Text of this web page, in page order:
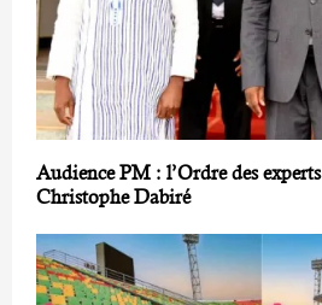
Audience PM : l’Ordre des
Christophe Dabiré